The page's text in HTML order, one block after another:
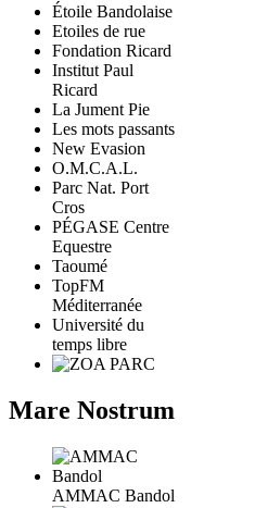
Étoile Bandolaise
Etoiles de rue
Fondation Ricard
Institut Paul
Ricard
La Jument Pie
Les mots passants
New Evasion
O.M.C.A.L.
Parc Nat. Port
Cros
PÉGASE Centre
Equestre
Taoumé
TopFM
Méditerranée
Université du
temps libre
Mare Nostrum
AMMAC Bandol